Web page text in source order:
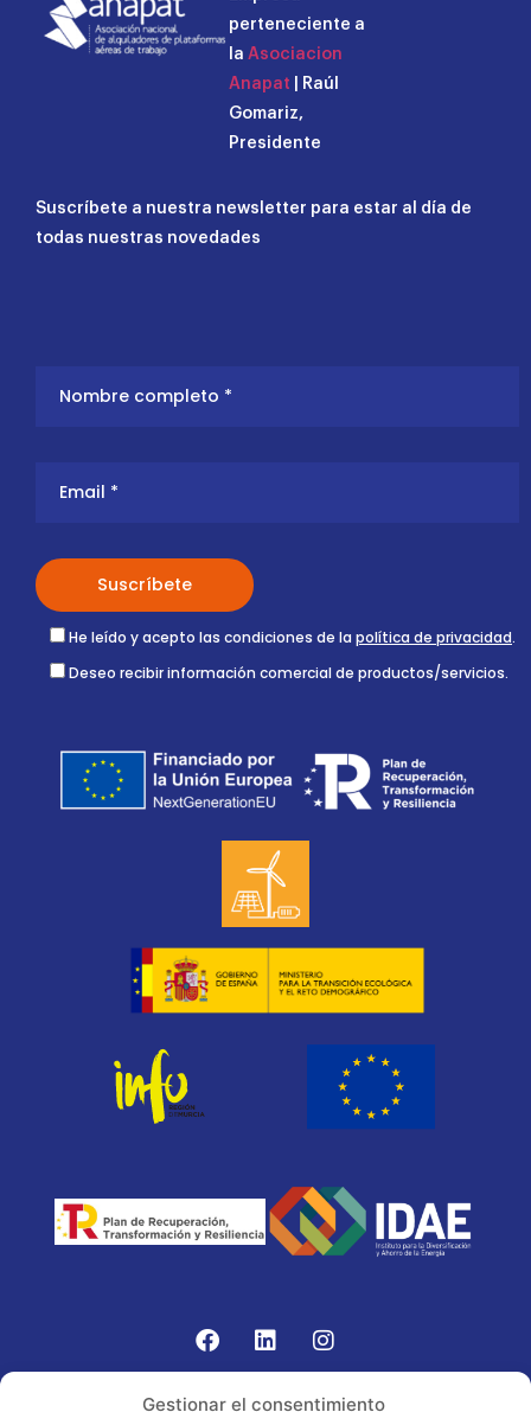
Gestionar el consentimiento
perteneciente a
la Asociacion
Anapat | Raúl
Gomariz,
Presidente
Suscríbete a nuestra newsletter para estar al día de
todas nuestras novedades
He leído y acepto las condiciones de la política de privacidad.
Deseo recibir información comercial de productos/servicios.